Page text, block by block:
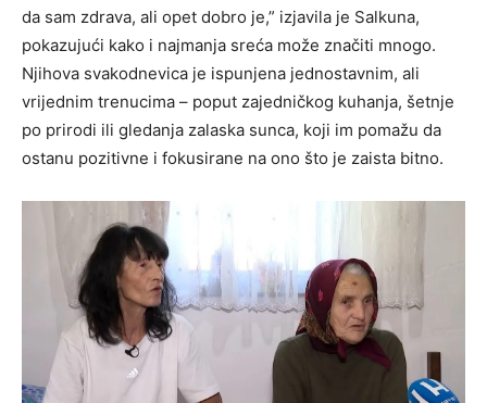
da sam zdrava, ali opet dobro je,” izjavila je Salkuna,
pokazujući kako i najmanja sreća može značiti mnogo.
Njihova svakodnevica je ispunjena jednostavnim, ali
vrijednim trenucima – poput zajedničkog kuhanja, šetnje
po prirodi ili gledanja zalaska sunca, koji im pomažu da
ostanu pozitivne i fokusirane na ono što je zaista bitno.